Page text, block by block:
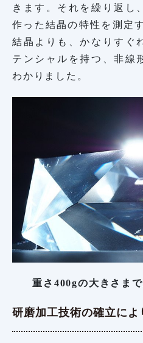
きます。それを繰り返し
作った結晶の特性を測定
結晶よりも、かなりすぐ
テンシャルを持つ、非線
わかりました。
重さ400gの大きさま
研磨加工技術の確立に